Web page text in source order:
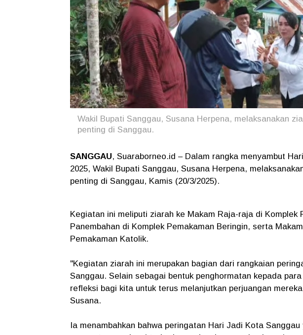
Wakil Bupati Sanggau, Susana Herpena, melaksanakan
penting di Sanggau.
SANGGAU, Suaraborneo.id – Dalam rangka menyambut
2025, Wakil Bupati Sanggau, Susana Herpena,
penting di Sanggau, Kamis (20/3/2025).
Kegiatan ini meliputi ziarah ke Makam Raja-raja di Komplek
Panembahan di Komplek Pemakaman Beringin, serta
Pemakaman Katolik.
"Kegiatan ziarah ini merupakan bagian dari rangkaian
Sanggau. Selain sebagai bentuk penghormatan kepada
refleksi bagi kita untuk terus melanjutkan perjuangan
Susana.
Ia menambahkan bahwa peringatan Hari Jadi Kota